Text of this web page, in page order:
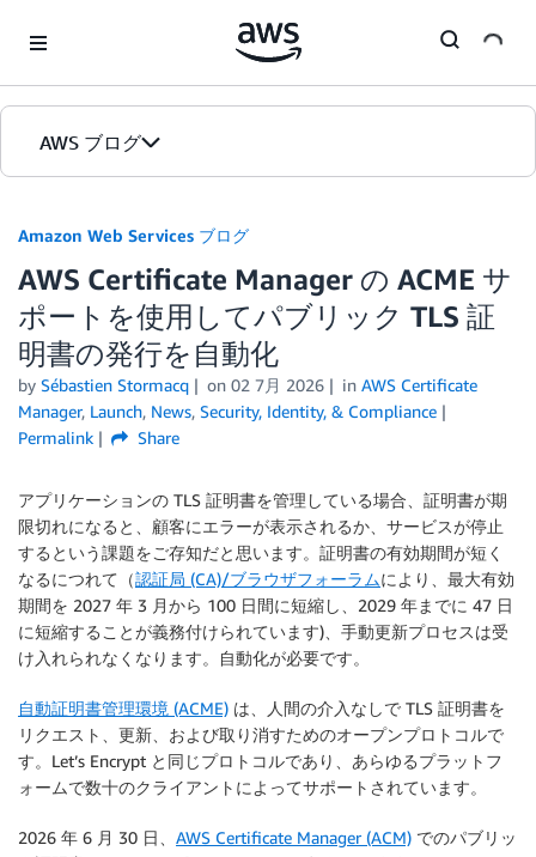
AWS ブログ
カテゴリ
エディション
Amazon Web Services ブログ
AWS Certificate Manager の ACME サ
ポートを使用してパブリック TLS 証
明書の発行を自動化
by Sébastien Stormacq on 02 7月 2026 in AWS Certificate
Manager, Launch, News, Security, Identity, & Compliance
Permalink
Share
アプリケーションの TLS 証明書を管理している場合、証明書が期
限切れになると、顧客にエラーが表示されるか、サービスが停止
するという課題をご存知だと思います。証明書の有効期間が短く
なるにつれて（認証局 (CA)/ブラウザフォーラムにより、最大有効
期間を 2027 年 3 月から 100 日間に短縮し、2029 年までに 47 日
に短縮することが義務付けられています)、手動更新プロセスは受
け入れられなくなります。自動化が必要です。
自動証明書管理環境 (ACME) は、人間の介入なしで TLS 証明書を
リクエスト、更新、および取り消すためのオープンプロトコルで
す。Let’s Encrypt と同じプロトコルであり、あらゆるプラットフ
ォームで数十のクライアントによってサポートされています。
2026 年 6 月 30 日、 AWS Certificate Manager (ACM) でのパブリッ